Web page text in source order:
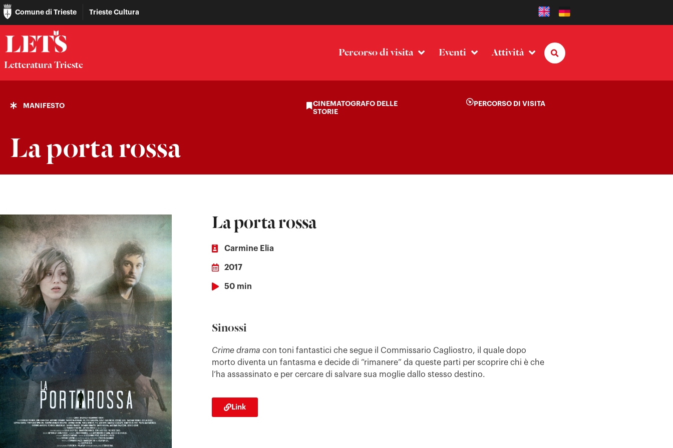
Comune di Trieste Trieste Cultura
Letteratura Trieste
Percorso di visita Eventi Attività
MANIFESTO
CINEMATOGRAFO DELLE
STORIE
PERCORSO DI VISITA
La porta rossa
La porta rossa
Carmine Elia
2017
50 min
Sinossi
Crime drama con toni fantastici che segue il Commissario Cagliostro, il quale dopo
morto diventa un fantasma e decide di “rimanere” da queste parti per scoprire chi è che
l’ha assassinato e per cercare di salvare sua moglie dallo stesso destino.
Link